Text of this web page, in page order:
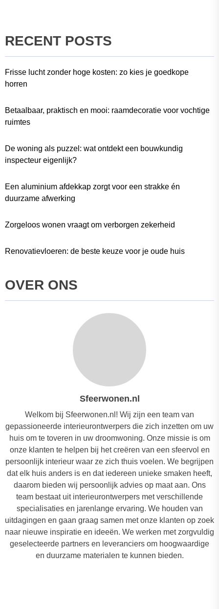
RECENT POSTS
Frisse lucht zonder hoge kosten: zo kies je goedkope
horren
Betaalbaar, praktisch en mooi: raamdecoratie voor vochtige
ruimtes
De woning als puzzel: wat ontdekt een bouwkundig
inspecteur eigenlijk?
Een aluminium afdekkap zorgt voor een strakke én
duurzame afwerking
Zorgeloos wonen vraagt om verborgen zekerheid
Renovatievloeren: de beste keuze voor je oude huis
OVER ONS
Sfeerwonen.nl
Welkom bij Sfeerwonen.nl! Wij zijn een team van
gepassioneerde interieurontwerpers die zich inzetten om uw
huis om te toveren in uw droomwoning. Onze missie is om
onze klanten te helpen bij het creëren van een sfeervol en
persoonlijk interieur waar ze zich thuis voelen. We begrijpen
dat elk huis anders is en dat iedereen unieke smaken heeft,
daarom bieden wij persoonlijk advies op maat aan. Ons
team bestaat uit interieurontwerpers met verschillende
specialisaties en jarenlange ervaring. We houden van
uitdagingen en gaan graag samen met onze klanten op zoek
naar nieuwe inspiratie en ideeën. We werken met zorgvuldig
geselecteerde partners en leveranciers om hoogwaardige
en duurzame materialen te kunnen bieden.